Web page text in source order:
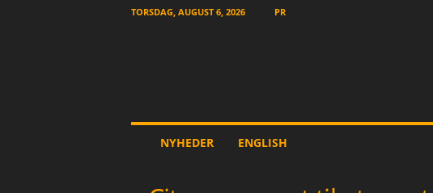
TORSDAG, AUGUST 6, 2026 PR
NYHEDER ENGLISH